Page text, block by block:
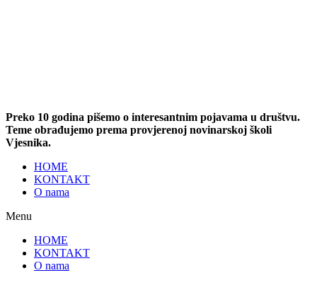
Preko 10 godina pišemo o interesantnim pojavama u društvu.
Teme obrađujemo prema provjerenoj novinarskoj školi
Vjesnika.
HOME
KONTAKT
O nama
Menu
HOME
KONTAKT
O nama